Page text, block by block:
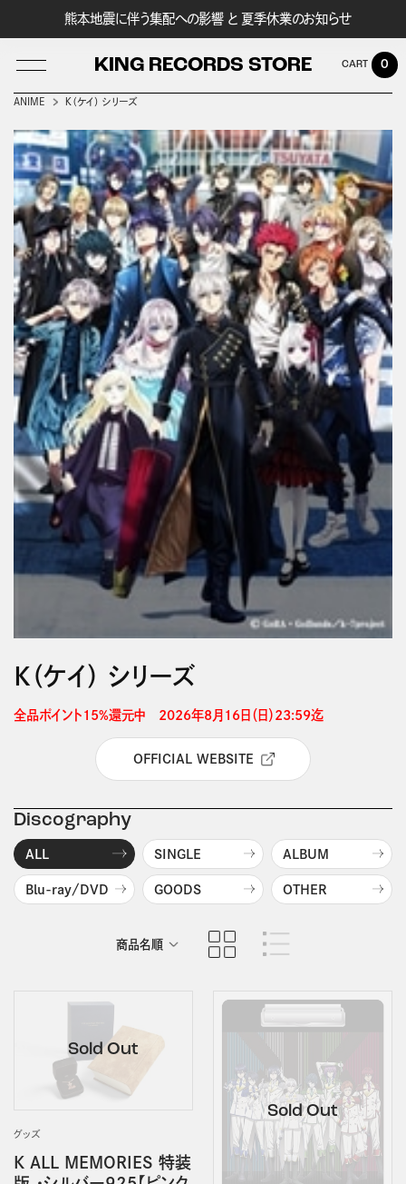
熊本地震に伴う集配への影響 と 夏季休業のお知らせ
KING RECORDS STORE
LOG IN
0
ANIME Ｋ（ケイ） シリーズ
Ｋ（ケイ） シリーズ
全品ポイント15%還元中　2026年8月16日（日）23:59迄
OFFICIAL WEBSITE
Discography
ALL SINGLE ALBUM
Blu-ray/DVD GOODS OTHER
商品名順
グッズ
K ALL MEMORIES 特装